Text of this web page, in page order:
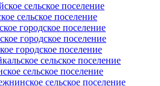
сельское поселение
сельское поселение
городское поселение
городское поселение
городское поселение
сельское поселение
сельское поселение
сельское поселение